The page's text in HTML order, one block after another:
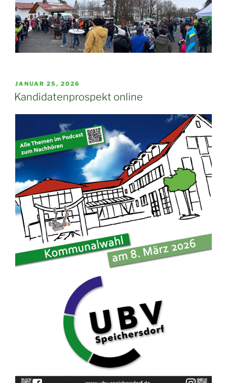
VERÖFFENTLICHT
AM
JANUAR 25, 2026
Kandidatenprospekt online